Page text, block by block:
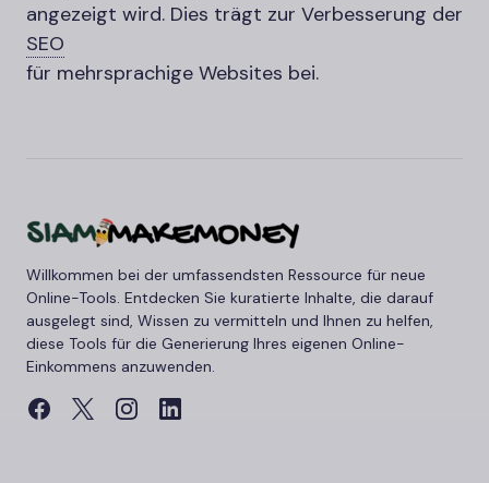
angezeigt wird. Dies trägt zur Verbesserung der
SEO
für mehrsprachige Websites bei.
Willkommen bei der umfassendsten Ressource für neue
Online-Tools. Entdecken Sie kuratierte Inhalte, die darauf
ausgelegt sind, Wissen zu vermitteln und Ihnen zu helfen,
diese Tools für die Generierung Ihres eigenen Online-
Einkommens anzuwenden.